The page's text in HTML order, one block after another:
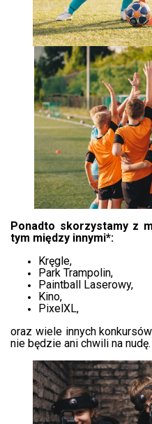
Ponadto skorzystamy z
tym między innymi*:
Kręgle,
Park Trampolin,
Paintball Laserowy,
Kino,
PixelXL,
oraz wiele innych
nie będzie ani chwili na nudę.